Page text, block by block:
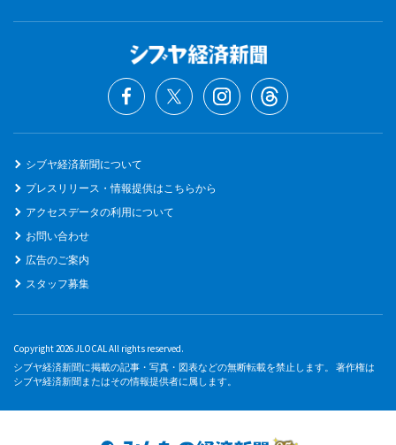
シブヤ経済新聞について
プレスリリース・情報提供はこちらから
アクセスデータの利用について
お問い合わせ
広告のご案内
スタッフ募集
Copyright 2026 JLOCAL All rights reserved.
シブヤ経済新聞に掲載の記事・写真・図表などの無断転載を禁止します。 著作権は
シブヤ経済新聞またはその情報提供者に属します。